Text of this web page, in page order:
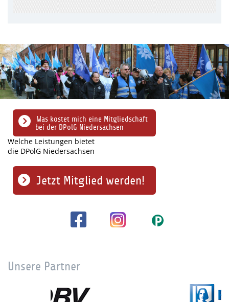
Was kostet mich eine Mitgliedschaft
bei der DPolG Niedersachsen
Welche Leistungen bietet
die DPolG Niedersachsen
Jetzt Mitglied werden!
Unsere Partner